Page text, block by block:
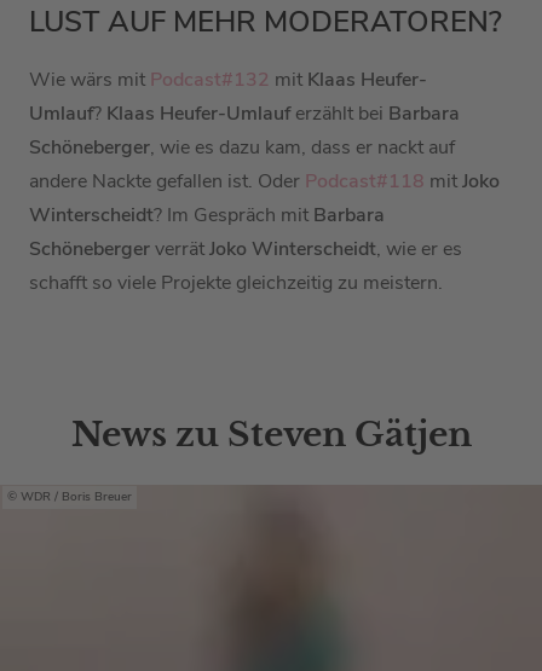
LUST AUF MEHR MODERATOREN?
Wie wärs mit Podcast#132 mit Klaas Heufer-
Umlauf? Klaas Heufer-Umlauferzählt bei Barbara
Schöneberger, wie es dazu kam, dass er nackt auf
andere Nackte gefallen ist. Oder Podcast#118 mitJoko
Winterscheidt? Im Gespräch mit Barbara
SchönebergerverrätJoko Winterscheidt, wie er es
schafft so viele Projekte gleichzeitig zu meistern.
News zu Steven Gätjen
WDR / Boris Breuer